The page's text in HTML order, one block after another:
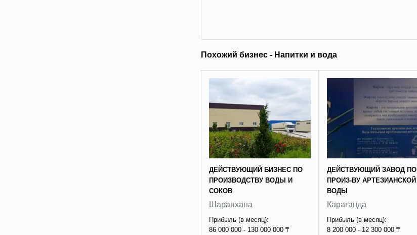
Похожий бизнес - Напитки и вода
ДЕЙСТВУЮЩИЙ БИЗНЕС ПО
ПРОИЗВОДСТВУ ВОДЫ И
СОКОВ
Шарапхана
Прибыль (в месяц):
86 000 000 - 130 000 000 ₸
ДЕЙСТВУЮЩИЙ ЗАВОД ПО
ПРОИЗ-ВУ АРТЕЗИАНСКОЙ
ВОДЫ
Караганда
Прибыль (в месяц):
8 200 000 - 12 300 000 ₸